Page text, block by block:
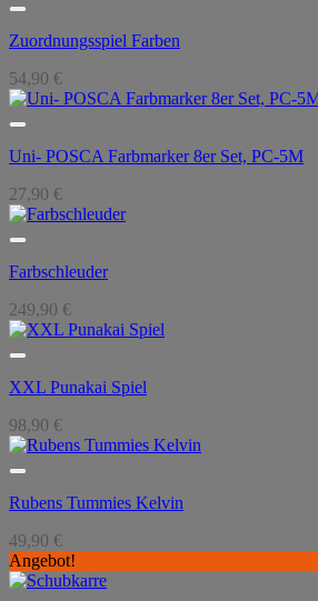
Zuordnungsspiel Farben
54,90 €
Uni- POSCA Farbmarker 8er Set, PC-5M
27,90 €
Farbschleuder
249,90 €
XXL Punakai Spiel
98,90 €
Rubens Tummies Kelvin
49,90 €
Angebot!